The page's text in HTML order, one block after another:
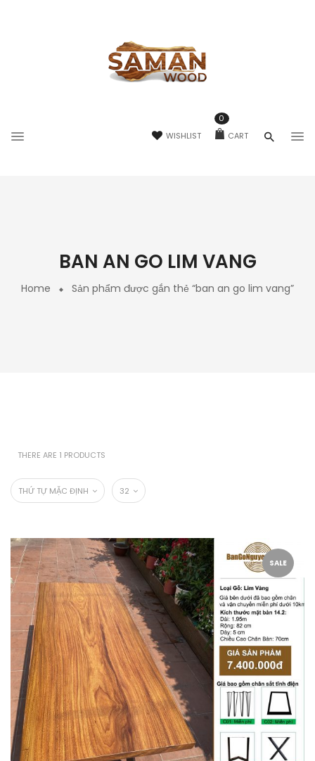
WISHLIST CART
0
BAN AN GO LIM VANG
Home Sản phẩm được gắn thẻ “ban an go lim vang”
THERE ARE 1 PRODUCTS
THỨ TỰ MẶC ĐỊNH 32
SALE